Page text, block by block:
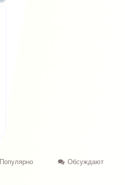
Популярно Обсуждают